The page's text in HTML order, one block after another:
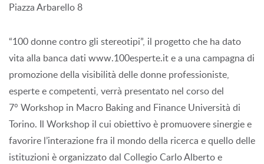
Piazza Arbarello 8
“100 donne contro gli stereotipi”, il progetto che ha dato
vita alla banca dati www.100esperte.it e a una campagna di
promozione della visibilità delle donne professioniste,
esperte e competenti, verrà presentato nel corso del
7° Workshop in Macro Baking and Finance Università di
Torino. Il Workshop il cui obiettivo è promuovere sinergie e
favorire l’interazione fra il mondo della ricerca e quello delle
istituzioni è organizzato dal Collegio Carlo Alberto e